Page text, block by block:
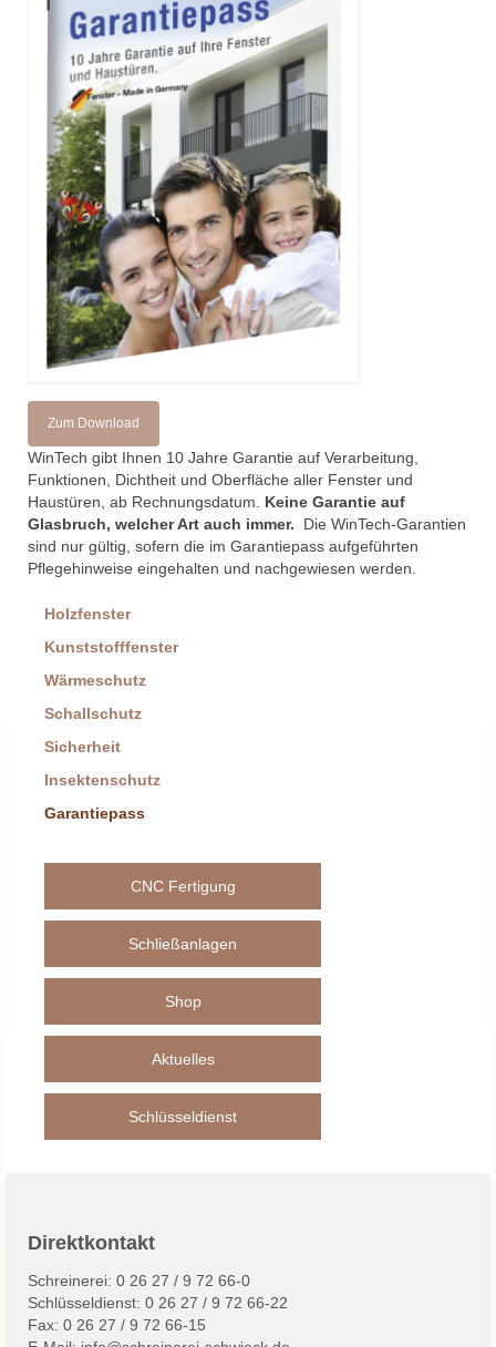
Möbel
Türen
Innentüren
Haustüren
Holzhaustüren
Kunststoffhaustüren
Fenster
Kunststofffenster
Wärmeschutz
Sicherheit
Schallschutz
Insektenschutz
Beschattungen
Rollladen
Markisen/Beschattungen
Service
Decke / Wand / Boden
Schlüsseldienst
Datenschutz
Zum Download
WinTech gibt Ihnen 10 Jahre Garantie auf Verarbeitung,
Funktionen, Dichtheit und Oberfläche aller Fenster und
Haustüren, ab Rechnungsdatum.
Keine Garantie auf
Glasbruch, welcher Art auch immer. Die WinTech-Garantien
sind nur gültig, sofern die im Garantiepass aufgeführten
Pflegehinweise eingehalten und nachgewiesen werden.
Holzfenster
Kunststofffenster
Wärmeschutz
Schallschutz
Sicherheit
Insektenschutz
Garantiepass
CNC Fertigung
Schließanlagen
Shop
Aktuelles
Schlüsseldienst
Direktkontakt
Schreinerei: 0 26 27 / 9 72 66-0
Schlüsseldienst: 0 26 27 / 9 72 66-22
Fax: 0 26 27 / 9 72 66-15